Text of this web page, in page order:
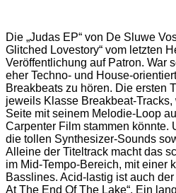
Die „Judas EP“ von De Sluwe
Glitched Lovestory“ vom letzten
Veröffentlichung auf Patron. War
eher Techno- und House-
Breakbeats zu hören. Die ersten
jeweils Klasse Breakbeat-
Seite mit seinem Melodie-Loop
Carpenter Film stammen könnte.
die tollen Synthesizer-Sounds
Alleine der Titeltrack macht das
im Mid-Tempo-Bereich, mit einer
Basslines. Acid-lastig ist auch
At The End Of The Lake“. Ein